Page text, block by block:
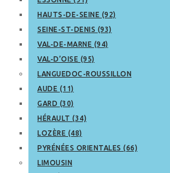
HAUTS-DE-SEINE (92)
SEINE-ST-DENIS (93)
VAL-DE-MARNE (94)
VAL-D’OISE (95)
LANGUEDOC-ROUSSILLON
AUDE (11)
GARD (30)
HÉRAULT (34)
LOZÈRE (48)
PYRÉNÉES ORIENTALES (66)
LIMOUSIN